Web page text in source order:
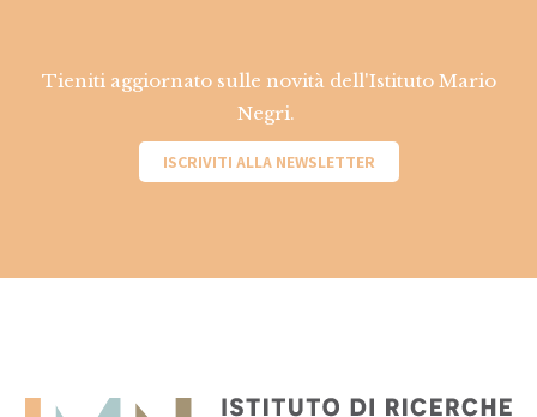
Tieniti aggiornato sulle novità dell'Istituto Mario
Negri.
ISCRIVITI ALLA NEWSLETTER